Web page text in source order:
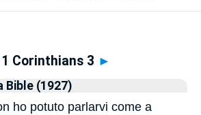
1 Corinthians 3 ►
Bible (1927)
ho potuto parlarvi come a